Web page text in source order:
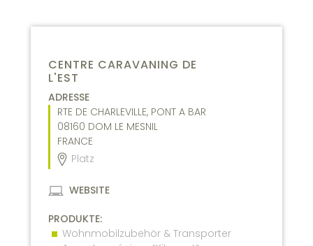
CENTRE CARAVANING DE
L'EST
ADRESSE
RTE DE CHARLEVILLE, PONT A BAR
08160 DOM LE MESNIL
FRANCE
Platz
WEBSITE
PRODUKTE:
Wohnmobilzubehör & Transporter